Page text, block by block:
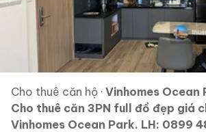
Cho thuê căn hộ · Vinhomes Ocean
Cho thuê căn 3PN full đồ đẹp giá
Vinhomes Ocean Park. LH: 0899